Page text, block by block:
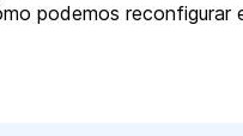
podemos reconfigurar